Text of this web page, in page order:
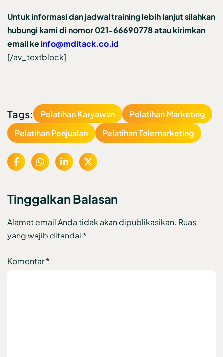
Untuk informasi dan jadwal training lebih lanjut silahkan
hubungi kami di nomor 021-66690778 atau kirimkan
email keinfo@mditack.co.id
[/av_textblock]
Tags: Pelatihan Karyawan
Pelatihan Marketing
Pelatihan Penjualan
Pelatihan Telemarketing
Tinggalkan Balasan
Alamat email Anda tidak akan dipublikasikan. Ruas
yang wajib ditandai *
Komentar*